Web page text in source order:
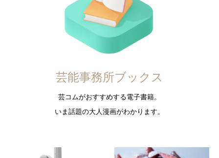
芸能事務所ブックス
芸コムがおすすめする電子書籍。
いま話題の大人漫画がわかります。